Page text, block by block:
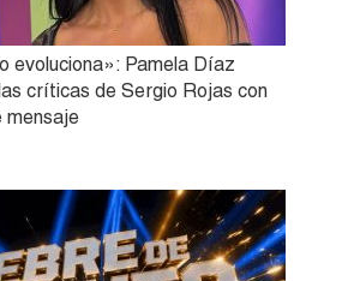
evoluciona»: Pamela Díaz
críticas de Sergio Rojas con
mensaje